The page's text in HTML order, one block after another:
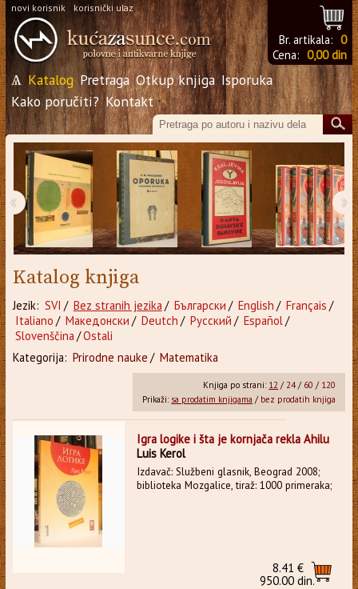
novi korisnik korisnički ulaz
Br. artikala: 0
Cena: 0,00 din
Ѧ Katalog Pretraga Otkup knjiga Isporuka
Kako poručiti? Kontakt
‹ ›
Katalog knjiga
Jezik: SVI / Bez stranih jezika / Български / English / Français /
Italiano / Македонски / Deutch / Русский / Español/
Slovenščina /Ostali
Kategorija: Prirodne nauke / Matematika
Knjiga po strani: 12 /24/ 60 / 120
Prikaži: sa prodatim knjigama / bez prodatih knjiga
Igra logike i šta je kornjača rekla Ahilu
Luis Kerol
Izdavač: Službeni glasnik, Beograd 2008;
biblioteka Mozgalice, tiraž: 1000 primeraka;
8.41 €
950.00 din.